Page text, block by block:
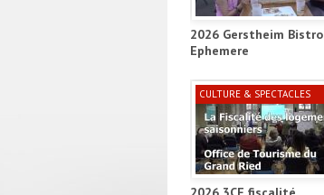
2026 Gerstheim Bistro
Ephemere
CULTURE & SPECTACLES